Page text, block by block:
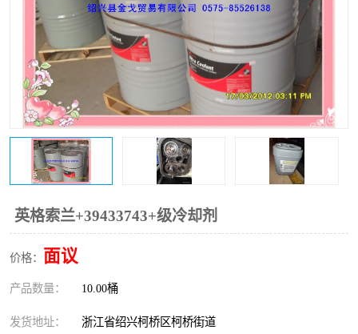
英格索兰+39433743+级冷却剂
价格： 面议
产品数量： 10.00桶
发货地址： 浙江省绍兴柯桥区柯桥街道
英格索兰COOPER离心机
配件
库伯卡麦隆离心机零件
微电脑控制器 离心式压缩机高速转子组
复盛离心机零件 中冷耐高温气侧密封胶垫
空气过滤器 阿特拉斯
冷却器 复盛FS-elliott离心机零件
CAMERON空压机维修 CAMERON空压机显示屏